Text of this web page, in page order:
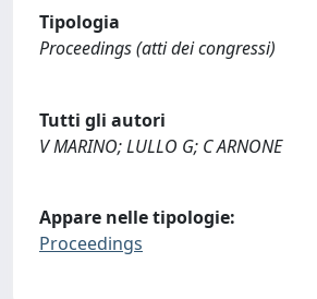
Tipologia
Proceedings (atti dei congressi)
Tutti gli autori
V MARINO; LULLO G; C ARNONE
Appare nelle tipologie:
Proceedings